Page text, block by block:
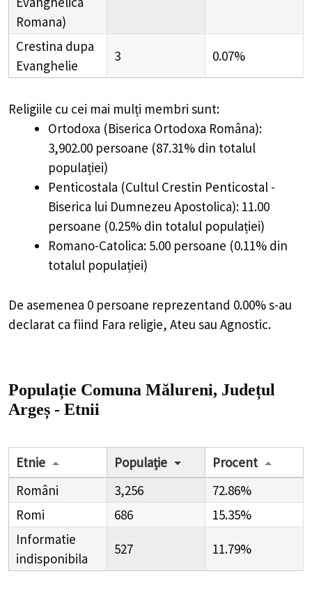
Romana)
Crestina dupa
Evanghelie
3 0.07%
Religiile cu cei mai mulți membri sunt:
Ortodoxa (Biserica Ortodoxa Româna):
3,902.00 persoane (87.31% din totalul
populației)
Penticostala (Cultul Crestin Penticostal -
Biserica lui Dumnezeu Apostolica): 11.00
persoane (0.25% din totalul populației)
Romano-Catolica: 5.00 persoane (0.11% din
totalul populației)
De asemenea 0 persoane reprezentand 0.00% s-au
declarat ca fiind Fara religie, Ateu sau Agnostic.
Populație Comuna Mălureni, Județul
Argeș - Etnii
Etnie Populație
Procent
Români
3,256
72.86%
Romi
686
15.35%
Informatie
indisponibila
527 11.79%